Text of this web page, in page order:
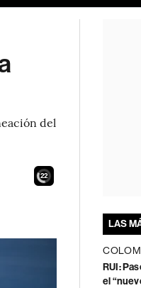
del
21
LAS
RUI:
el